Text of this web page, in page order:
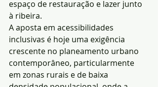
espaço de restauração e lazer junto
à ribeira.
A aposta em acessibilidades
inclusivas é hoje uma exigência
crescente no planeamento urbano
contemporâneo, particularmente
em zonas rurais e de baixa